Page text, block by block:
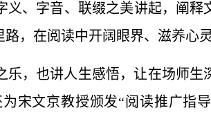
、字音、联缀之美讲起，阐
，在阅读中开阔眼界、滋养心灵
，也讲人生感悟，让在场师
宋文京教授颁发“阅读推广指